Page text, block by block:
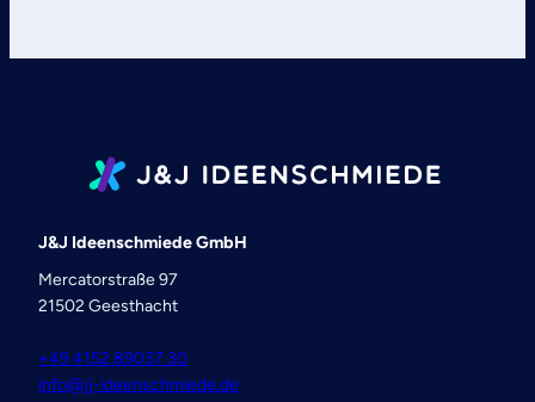
J&J Ideenschmiede GmbH
Mercatorstraße 97
21502 Geesthacht
+49 4152 89037 30
info@jj-ideenschmiede.de